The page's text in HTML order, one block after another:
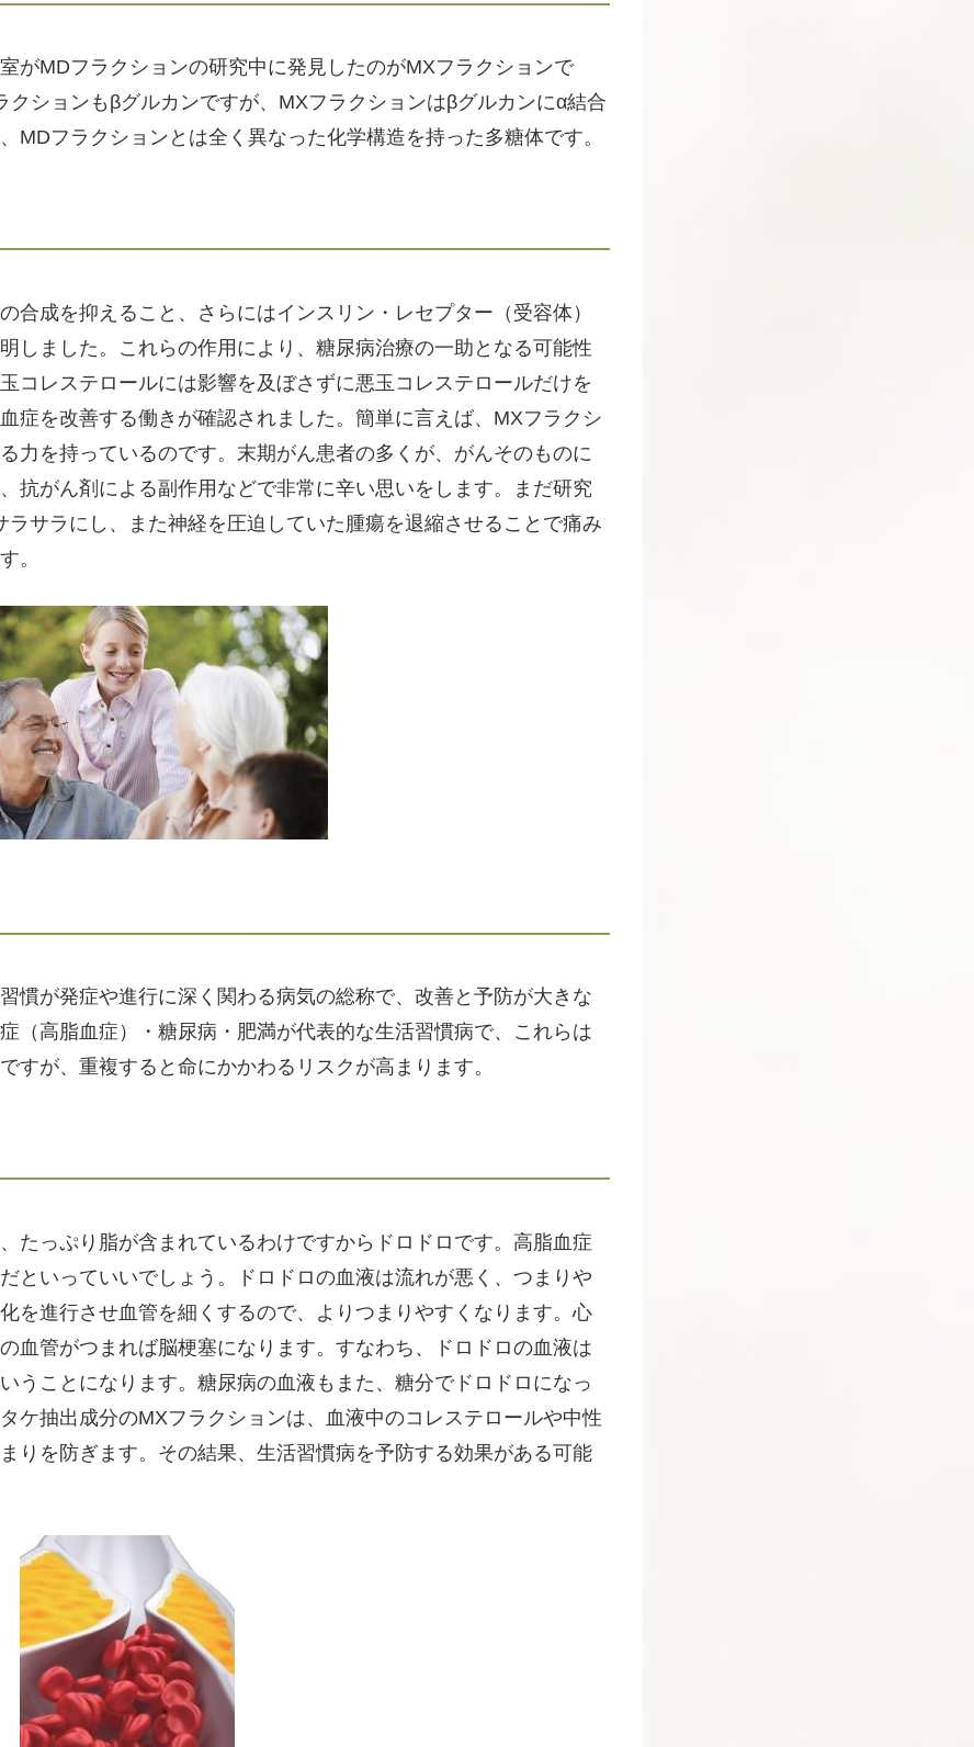
がMDフラクションの研究中に発見したのがMXフラクションで
ションもβグルカンですが、MXフラクションはβグルカンにα結合
MDフラクションとは全く異なった化学構造を持った多糖体です。
合成を抑えること、さらにはインスリン・レセプター（受容体）
しました。これらの作用により、糖尿病治療の一助となる可能性
コレステロールには影響を及ぼさずに悪玉コレステロールだけを
症を改善する働きが確認されました。簡単に言えば、MXフラクシ
力を持っているのです。末期がん患者の多くが、がんそのものに
抗がん剤による副作用などで非常に辛い思いをします。まだ研究
サラにし、また神経を圧迫していた腫瘍を退縮させることで痛み
。
慣が発症や進行に深く関わる病気の総称で、改善と予防が大きな
（高脂血症）・糖尿病・肥満が代表的な生活習慣病で、これらは
すが、重複すると命にかかわるリスクが高まります。
たっぷり脂が含まれているわけですからドロドロです。高脂血症
といっていいでしょう。ドロドロの血液は流れが悪く、つまりや
を進行させ血管を細くするので、よりつまりやすくなります。心
血管がつまれば脳梗塞になります。すなわち、ドロドロの血液は
うことになります。糖尿病の血液もまた、糖分でドロドロになっ
ケ抽出成分のMXフラクションは、血液中のコレステロールや中性
りを防ぎます。その結果、生活習慣病を予防する効果がある可能